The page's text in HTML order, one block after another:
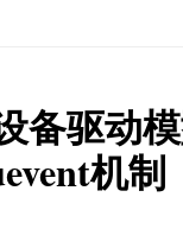
备驱动
机制